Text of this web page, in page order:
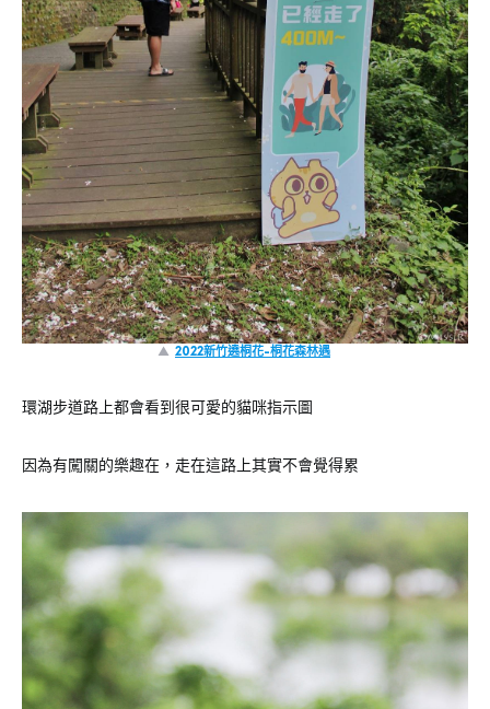
▲ 2022新竹遶桐花-桐花森林遇
環湖步道路上都會看到很可愛的貓咪指示圖
因為有闖關的樂趣在，走在這路上其實不會覺得累